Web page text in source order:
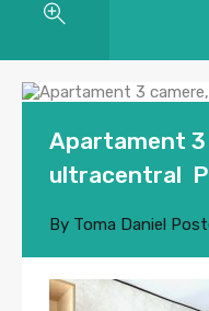
Apartament 3
ultracentral
By Toma Daniel